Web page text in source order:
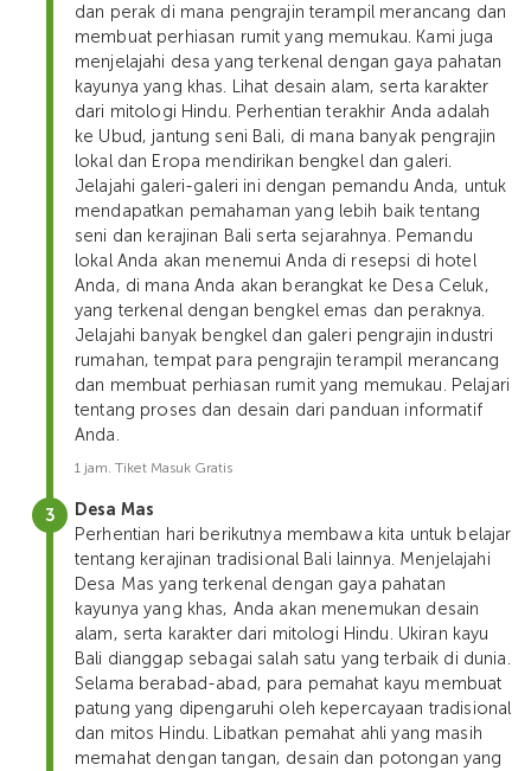
dan perak di mana pengrajin terampil merancang dan
membuat perhiasan rumit yang memukau. Kami juga
menjelajahi desa yang terkenal dengan gaya pahatan
kayunya yang khas. Lihat desain alam, serta karakter
dari mitologi Hindu. Perhentian terakhir Anda adalah
ke Ubud, jantung seni Bali, di mana banyak pengrajin
lokal dan Eropa mendirikan bengkel dan galeri.
Jelajahi galeri-galeri ini dengan pemandu Anda, untuk
mendapatkan pemahaman yang lebih baik tentang
seni dan kerajinan Bali serta sejarahnya. Pemandu
lokal Anda akan menemui Anda di resepsi di hotel
Anda, di mana Anda akan berangkat ke Desa Celuk,
yang terkenal dengan bengkel emas dan peraknya.
Jelajahi banyak bengkel dan galeri pengrajin industri
rumahan, tempat para pengrajin terampil merancang
dan membuat perhiasan rumit yang memukau. Pelajari
tentang proses dan desain dari panduan informatif
Anda.
1 jam. Tiket Masuk Gratis
Desa Mas
Perhentian hari berikutnya membawa kita untuk belajar
tentang kerajinan tradisional Bali lainnya. Menjelajahi
Desa Mas yang terkenal dengan gaya pahatan
kayunya yang khas, Anda akan menemukan desain
alam, serta karakter dari mitologi Hindu. Ukiran kayu
Bali dianggap sebagai salah satu yang terbaik di dunia.
Selama berabad-abad, para pemahat kayu membuat
patung yang dipengaruhi oleh kepercayaan tradisional
dan mitos Hindu. Libatkan pemahat ahli yang masih
memahat dengan tangan, desain dan potongan yang